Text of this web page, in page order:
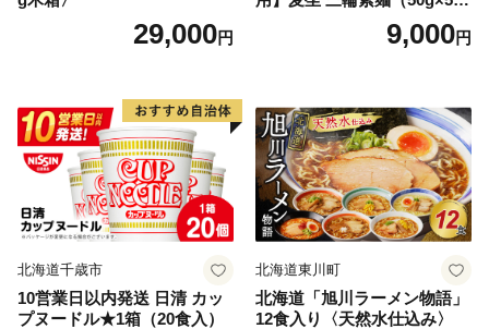
29,000円 9,000円
北海道千歳市
10営業日以内発送 日清 カッ
プヌードル★1箱（20食入）
北海道東川町
北海道「旭川ラーメン物語」
12食入り〈天然水仕込み〉